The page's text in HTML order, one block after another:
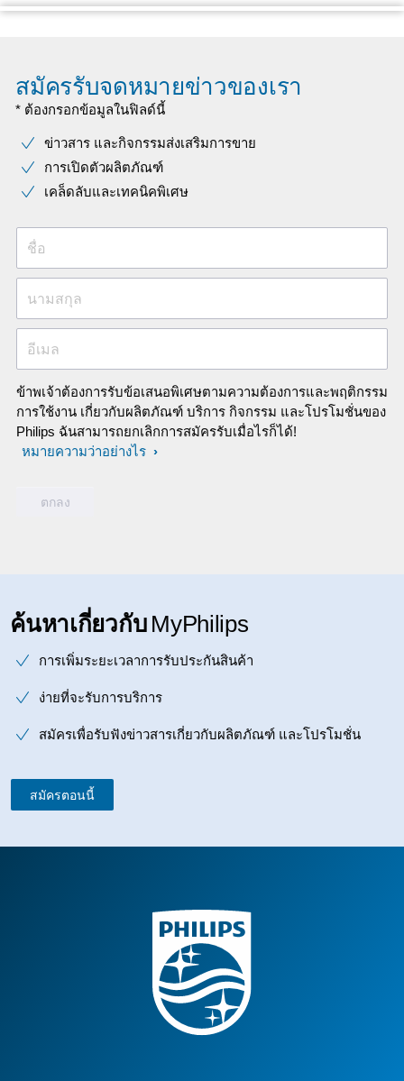
สมัครรับจดหมายข่าวของเรา
* ต้องกรอกข้อมูลในฟิลด์นี้
ข่าวสาร และกิจกรรมส่งเสริมการขาย
การเปิดตัวผลิตภัณฑ์
เคล็ดลับและเทคนิคพิเศษ
ชื่อ
นามสกุล
อีเมล
ข้าพเจ้าต้องการรับข้อเสนอพิเศษตามความต้องการและพฤติกรรม
การใช้งาน เกี่ยวกับผลิตภัณฑ์ บริการ กิจกรรม และโปรโมชั่นของ
Philips ฉันสามารถยกเลิกการสมัครรับเมื่อไรก็ได้!
หมายความว่าอย่างไร
ค้นหาเกี่ยวกับ MyPhilips
การเพิ่มระยะเวลาการรับประกันสินค้า
ง่ายที่จะรับการบริการ
สมัครเพื่อรับฟังข่าวสารเกี่ยวกับผลิตภัณฑ์ และโปรโมชั่น
สมัครตอนนี้